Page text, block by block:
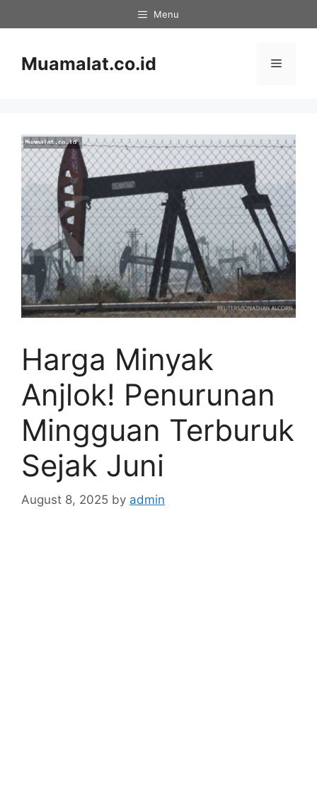
to
Menu
Muamalat.co.id Menu
Harga Minyak
Anjlok! Penurunan
Mingguan Terburuk
Sejak Juni
August 8, 2025 by admin